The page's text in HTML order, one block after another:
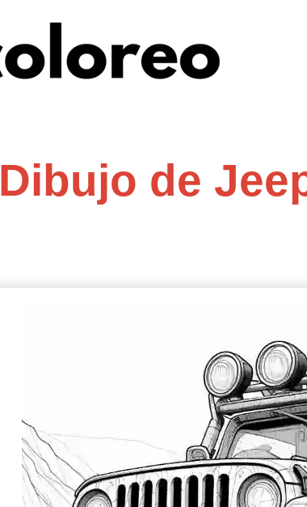
Dibujo de